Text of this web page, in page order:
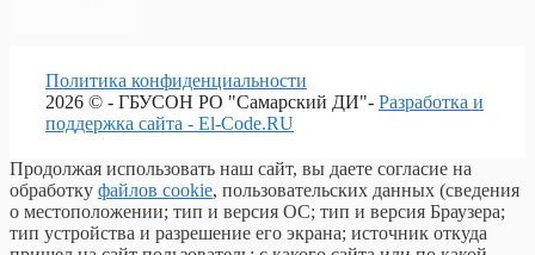
Политика конфиденциальности
2026 © - ГБУСОН РО "Самарский ДИ"- Разработка и
поддержка сайта - El-Code.RU
Продолжая использовать наш сайт, вы даете согласие на
обработку файлов cookie, пользовательских данных (сведения
о местоположении; тип и версия ОС; тип и версия Браузера;
тип устройства и разрешение его экрана; источник откуда